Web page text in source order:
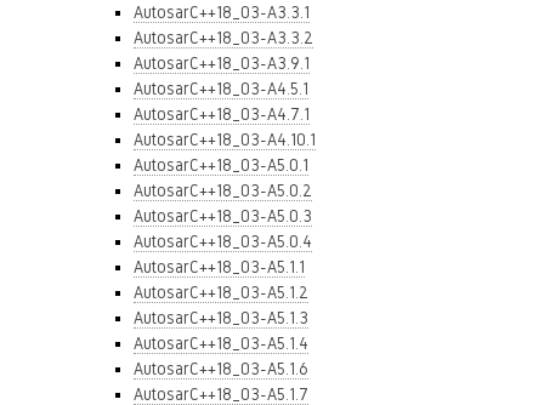
AutosarC++18_03-A3.3.1
AutosarC++18_03-A3.3.2
AutosarC++18_03-A3.9.1
AutosarC++18_03-A4.5.1
AutosarC++18_03-A4.7.1
AutosarC++18_03-A4.10.1
AutosarC++18_03-A5.0.1
AutosarC++18_03-A5.0.2
AutosarC++18_03-A5.0.3
AutosarC++18_03-A5.0.4
AutosarC++18_03-A5.1.1
AutosarC++18_03-A5.1.2
AutosarC++18_03-A5.1.3
AutosarC++18_03-A5.1.4
AutosarC++18_03-A5.1.6
AutosarC++18_03-A5.1.7